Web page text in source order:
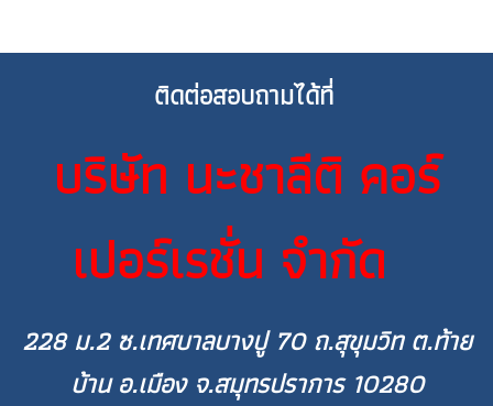
ติดต่อสอบถามได้ที่
บริษัท นะชาลีติ คอร์
เปอร์เรชั่น จำกัด
228 ม.2 ซ.เทศบาลบางปู 70 ถ.สุขุมวิท ต.ท้าย
บ้าน อ.เมือง จ.สมุทรปราการ 10280